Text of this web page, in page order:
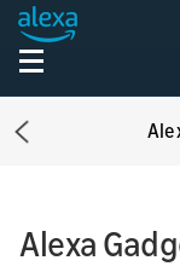
Previous
Alexa